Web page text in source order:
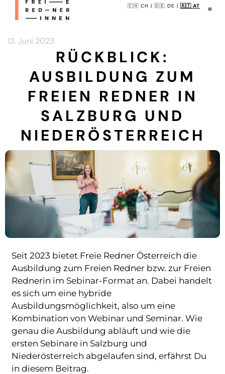
🇨🇭 CH | 🇩🇪 DE | 🇦🇹 AT
12. Juni 2023
RÜCKBLICK:
AUSBILDUNG ZUM
FREIEN REDNER IN
SALZBURG UND
NIEDERÖSTERREICH
Seit 2023 bietet Freie Redner Österreich die
Ausbildung zum Freien Redner bzw. zur Freien
Rednerin im Sebinar-Format an. Dabei handelt
es sich um eine hybride
Ausbildungsmöglichkeit, also um eine
Kombination von Webinar und Seminar. Wie
genau die Ausbildung abläuft und wie die
ersten Sebinare in Salzburg und
Niederösterreich abgelaufen sind, erfährst Du
in diesem Beitrag.